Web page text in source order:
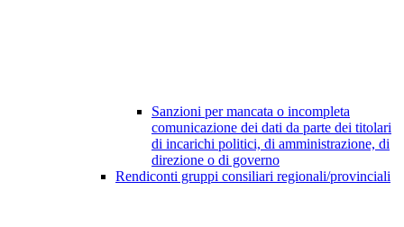
Sanzioni per mancata o incompleta
comunicazione dei dati da parte dei titolari
di incarichi politici, di amministrazione, di
direzione o di governo
Rendiconti gruppi consiliari regionali/provinciali